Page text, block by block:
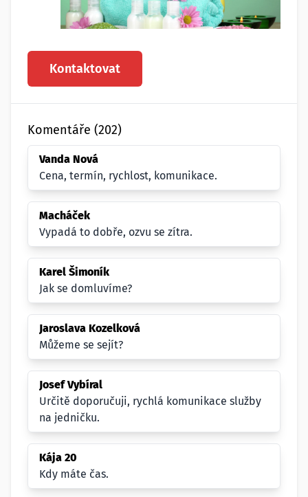
Kontaktovat
Komentáře (202)
Vanda Nová
Cena, termín, rychlost, komunikace.
Macháček
Vypadá to dobře, ozvu se zítra.
Karel Šimoník
Jak se domluvíme?
Jaroslava Kozelková
Můžeme se sejít?
Josef Vybíral
Určitě doporučuji, rychlá komunikace služby
na jedničku.
Kája 20
Kdy máte čas.